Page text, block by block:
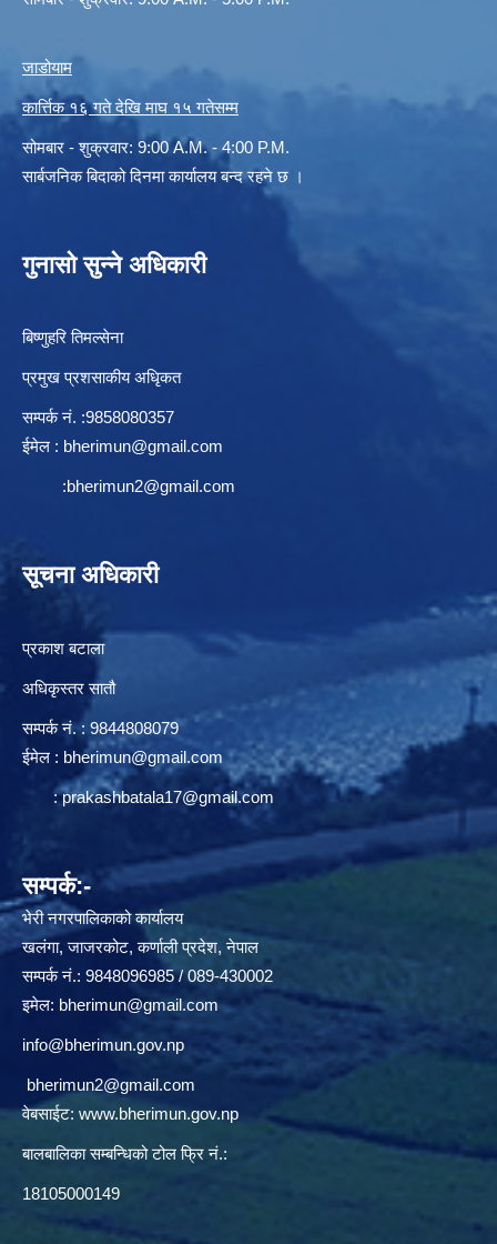
जाडोयाम
कार्त्तिक १६ गते देखि माघ १५ गतेसम्म
सोमबार - शुक्रवार: 9:00 A.M. - 4:00 P.M.
सार्बजनिक बिदाको दिनमा कार्यालय बन्द रहने छ ।
गुनासो सुन्ने अधिकारी
बिष्णुहरि तिमल्सेना
प्रमुख प्रशसाकीय अधिृकत
सम्पर्क न‌ं. :9858080357
ईमेल : bherimun@gmail.com
:bherimun2@gmail.com
सूचना अधिकारी
प्रकाश बटाला
अधिकृस्तर सातौ
सम्पर्क न‌ं. : 9844808079
ईमेल : bherimun@gmail.com
:prakashbatala17@gmail.com
सम्पर्क:-
भेरी नगरपालिकाको कार्यालय
खलंगा, जाजरकोट, कर्णाली प्रदेश, नेपाल
सम्पर्क नं.: 9848096985 / 089-430002
इमेल: bherimun@gmail.com
info@bherimun.gov.np
bherimun2@gmail.com
वेबसाईट: www.bherimun.gov.np
बालबालिका सम्बन्धिको टोल फ्रि नं.:
18105000149